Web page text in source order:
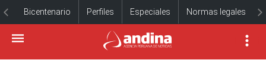
Bicentenario Perfiles Especiales Normas legales